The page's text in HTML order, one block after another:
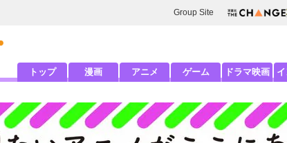
Group Site
トップ 漫画 アニメ ゲーム ドラマ映画